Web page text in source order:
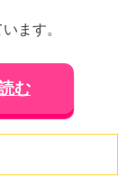
ます。
む